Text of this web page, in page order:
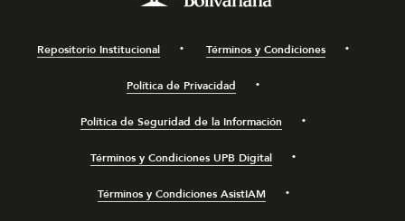
Repositorio Institucional Términos y Condiciones
Política de Privacidad
Política de Seguridad de la Información
Términos y Condiciones UPB Digital
Términos y Condiciones AsistIAM